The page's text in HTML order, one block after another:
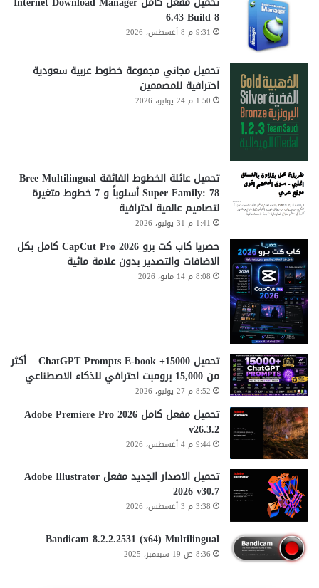
6.43 Build 8
9:31 م 8 أغسطس، 2026
تحميل مجاني مجموعة خطوط عربية سعودية
احترافية للمصممين
1:50 م 24 يوليو، 2026
تحميل عائلة الخطوط الفائقة Bree Multilingual
Super Family: 78 أسلوباً و 7 خطوط متغيرة
لتصاميم عالمية احترافية
1:41 م 31 يوليو، 2026
حصريا كاب كت برو CapCut Pro 2026 كامل بكل
الاضافات والتصدير بدون علامة مائية
8:08 م 14 مايو، 2026
تحميل 15000+ ChatGPT Prompts E-book – أكثر
من 15,000 برومبت احترافي للذكاء الاصطناعي
8:52 م 27 يوليو، 2026
تحميل مفعل كامل Adobe Premiere Pro 2026
v26.3.2
9:44 م 4 أغسطس، 2026
تحميل الاصدار الجديد مفعل Adobe Illustrator
2026 v30.7
3:38 م 3 أغسطس، 2026
Bandicam 8.2.2.2531 (x64) Multilingual
8:36 ص 19 سبتمبر، 2025